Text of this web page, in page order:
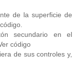
de la superficie de
secundario en el
código
de sus controles y,